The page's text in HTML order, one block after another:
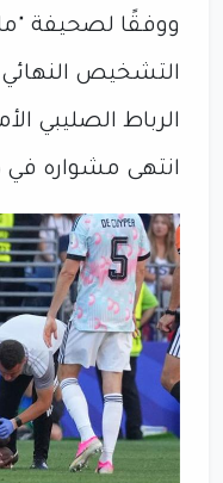
ووفقًا لصحيفة
التشخيص النهائي
الرباط الصليبي
انتهى مشواره